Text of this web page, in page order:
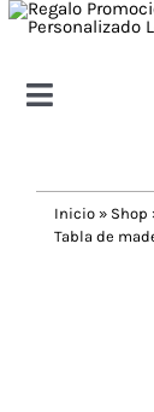
Saltar
Toggle
Tazas y botellas
Inicio » Shop
Tabla de